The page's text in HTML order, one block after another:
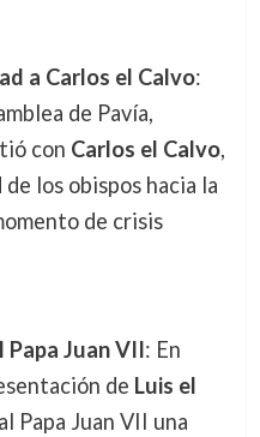
a Carlos el Calvo:
de Pavía,
con Carlos el Calvo,
los obispos hacia la
de crisis
Juan VII: En
de Luis el
Papa Juan VII una